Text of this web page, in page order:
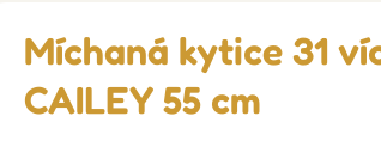
Míchaná kytice 31
CAILEY 55 cm